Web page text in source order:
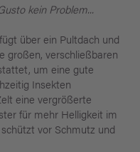
kein Problem...
über ein Pultdach und
großen, verschließbaren
um eine gute
Insekten
eine vergrößerte
für mehr Helligkeit im
vor Schmutz und